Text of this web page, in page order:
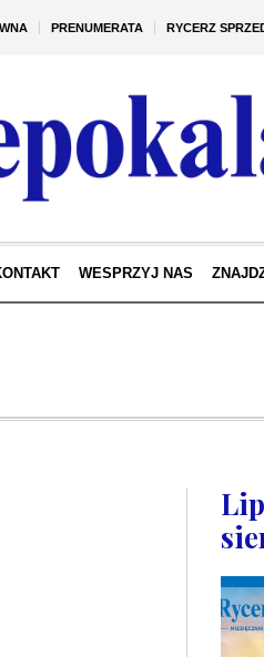
PRENUMERATA RYCERZ
WESPRZYJ NAS